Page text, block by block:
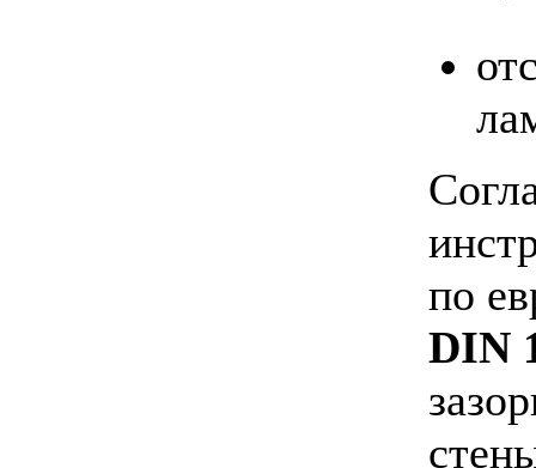
по
DIN